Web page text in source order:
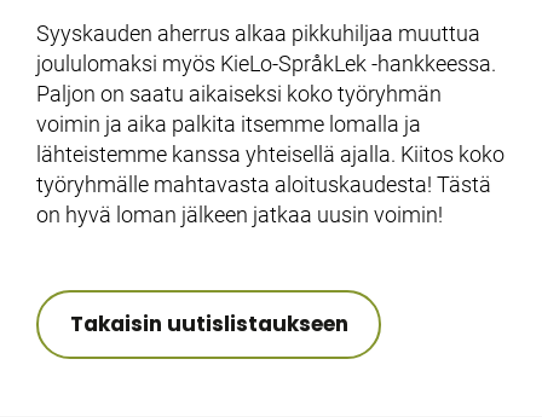
Syyskauden aherrus alkaa pikkuhiljaa muuttua
joululomaksi myös KieLo-SpråkLek -hankkeessa.
Paljon on saatu aikaiseksi koko työryhmän
voimin ja aika palkita itsemme lomalla ja
lähteistemme kanssa yhteisellä ajalla. Kiitos koko
työryhmälle mahtavasta aloituskaudesta! Tästä
on hyvä loman jälkeen jatkaa uusin voimin!
Takaisin uutislistaukseen